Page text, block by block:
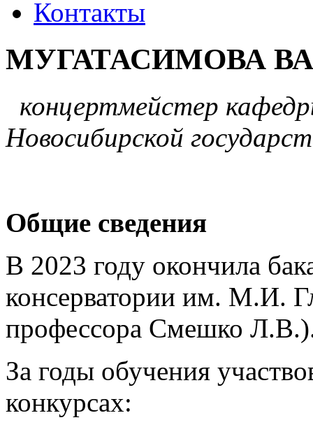
Контакты
МУГАТАСИМОВА
концертмейстер
Новосибирской
Общие сведения
В 2023 году окончила
консерватории им. М.И.
профессора Смешко
За годы обучения
конкурсах: